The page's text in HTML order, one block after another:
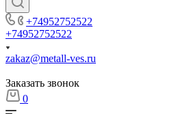
+74952752522
+74952752522
zakaz@metall-ves.ru
Заказать звонок
0